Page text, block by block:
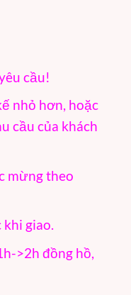
cầu!
nhỏ hơn, hoặc
cầu của khách
mừng theo
giao.
>2h đồng hồ,